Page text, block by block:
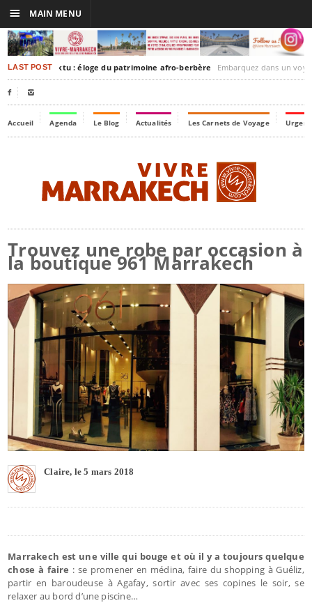
LAST POST
Timbuktu : éloge du patrimoine afro-berbère Embarquez dans un voyage culturel dans le
 
Accueil Agenda Le Blog Actualités Les Carnets de Voyage
Trouvez une robe par occasion à
la boutique 961 Marrakech
Claire, le 5 mars 2018
Marrakech est une ville qui bouge et où il y a toujours quelque
chose à faire : se promener en médina, faire du shopping à Guéliz,
partir en baroudeuse à Agafay, sortir avec ses copines le soir, se
relaxer au bord d’une piscine…
☰ MAIN MENU